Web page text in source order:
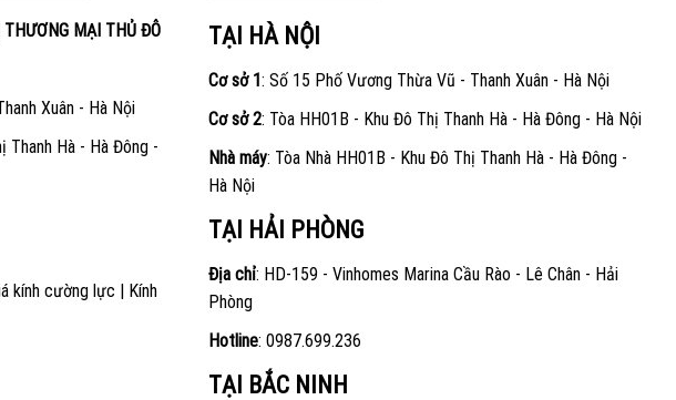
MẠI THỦ ĐÔ
Xuân - Hà Nội
Thanh Hà - Hà Đông -
kính cường lực | Kính
TẠI HÀ NỘI
Cơ sở 1: Số 15 Phố Vương Thừa Vũ - Thanh Xuân - Hà Nội
Cơ sở 2: Tòa HH01B - Khu Đô Thị Thanh Hà - Hà Đông - Hà Nội
Nhà máy: Tòa Nhà HH01B - Khu Đô Thị Thanh Hà - Hà Đông -
Hà Nội
TẠI HẢI PHÒNG
Địa chỉ: HD-159 - Vinhomes Marina Cầu Rào - Lê Chân - Hải
Phòng
Hotline: 0987.699.236
TẠI BẮC NINH